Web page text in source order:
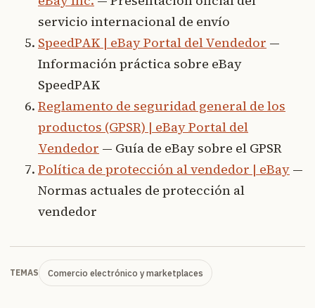
servicio internacional de envío
SpeedPAK | eBay Portal del Vendedor —
Información práctica sobre eBay
SpeedPAK
Reglamento de seguridad general de los
productos (GPSR) | eBay Portal del
Vendedor — Guía de eBay sobre el GPSR
Política de protección al vendedor | eBay —
Normas actuales de protección al
vendedor
TEMAS Comercio electrónico y marketplaces